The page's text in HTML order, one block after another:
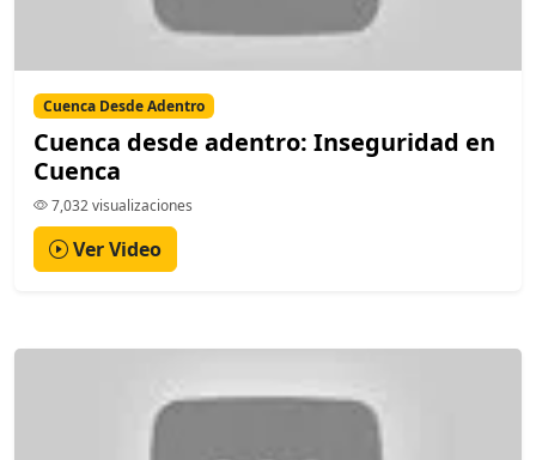
Cuenca Desde Adentro
Cuenca desde adentro: Inseguridad en
Cuenca
7,032 visualizaciones
Ver Video